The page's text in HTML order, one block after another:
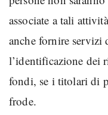
associate a tali
anche fornire servizi
l’identificazione dei
fondi, se i titolari di
frode.